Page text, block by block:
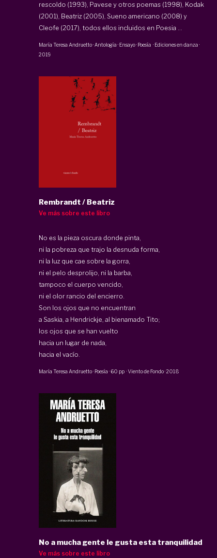
rescoldo (1993), Pavese y otros poemas (1998), Kodak
(2001), Beatriz (2005), Sueno americano (2008) y
Cleofe (2017), todos ellos incluidos en Poesia ...
María Teresa Andruetto· Antología · Ensayo · Poesía · Ediciones en danza ·
2019
Rembrandt / Beatriz
Ve más sobre este libro
No es la pieza oscura donde pinta,
ni la pobreza que trajo la desnuda forma,
ni la luz que cae sobre la gorra,
ni el pelo desprolijo, ni la barba,
tampoco el cuerpo vencido,
ni el olor rancio del encierro.
Son los ojos que no encuentran
a Saskia, a Hendrickje, al bienamado Tito;
los ojos que se han vuelto
hacia un lugar de nada,
hacia el vacío.
María Teresa Andruetto· Poesía · 60 pp ·Viento de Fondo·2018
No a mucha gente le gusta esta tranquilidad
Ve más sobre este libro